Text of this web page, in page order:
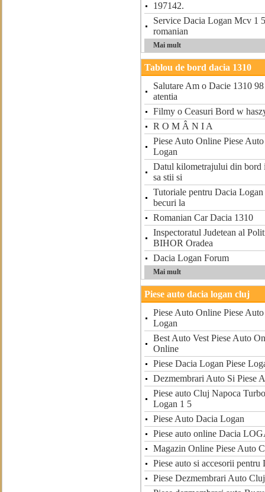
197142.
Service Dacia Logan Mcv 1
romanian
Mai mult
Tablou de bord dacia 1310
Salutare Am o Dacie 1310
atentia
Filmy o Ceasuri Bord w
R O M Â N I A
Piese Auto Online Piese
Logan
Datul kilometrajului din bord
sa stii si
Tutoriale pentru Dacia
becuri la
Romanian Car Dacia 1310
Inspectoratul Judetean al
BIHOR Oradea
Dacia Logan Forum
Mai mult
Piese auto dacia logan cluj
Piese Auto Online Piese
Logan
Best Auto Vest Piese Auto
Online
Piese Dacia Logan Piese
Dezmembrari Auto Si Piese
Piese auto Cluj Napoca
Logan 1 5
Piese Auto Dacia Logan
Piese auto online Dacia
Magazin Online Piese Auto
Piese auto si accesorii pentru
Piese Dezmembrari Auto Cluj